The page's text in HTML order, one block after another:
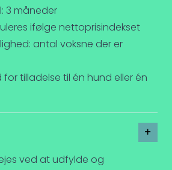
3 måneder
ifølge nettoprisindekset
antal voksne der er
for tilladelse til én hund eller én
ved at udfylde og